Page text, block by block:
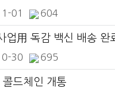
01 604
업用 독감 백신 배송 완
30 695
드체인 개통